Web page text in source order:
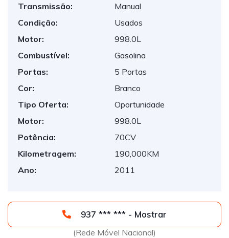
Transmissão:
Manual
Condição:
Usados
Motor:
998.0L
Combustível:
Gasolina
Portas:
5 Portas
Cor:
Branco
Tipo Oferta:
Oportunidade
Motor:
998.0L
Potência:
70CV
Kilometragem:
190,000KM
Ano:
2011
937 *** *** - Mostrar
(Rede Móvel Nacional)